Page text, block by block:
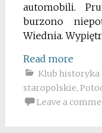
automobili.
burzono
Wiednia.
Read more
Klub historyka
staropolskie,
Leave a